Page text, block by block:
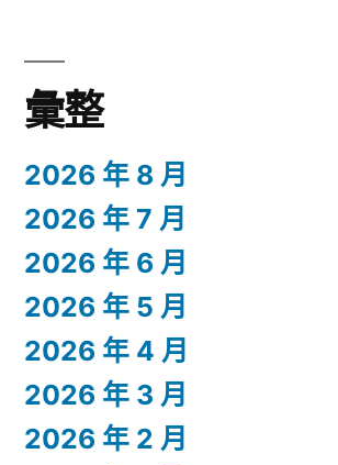
彙整
2026 年 8 月
2026 年 7 月
2026 年 6 月
2026 年 5 月
2026 年 4 月
2026 年 3 月
2026 年 2 月